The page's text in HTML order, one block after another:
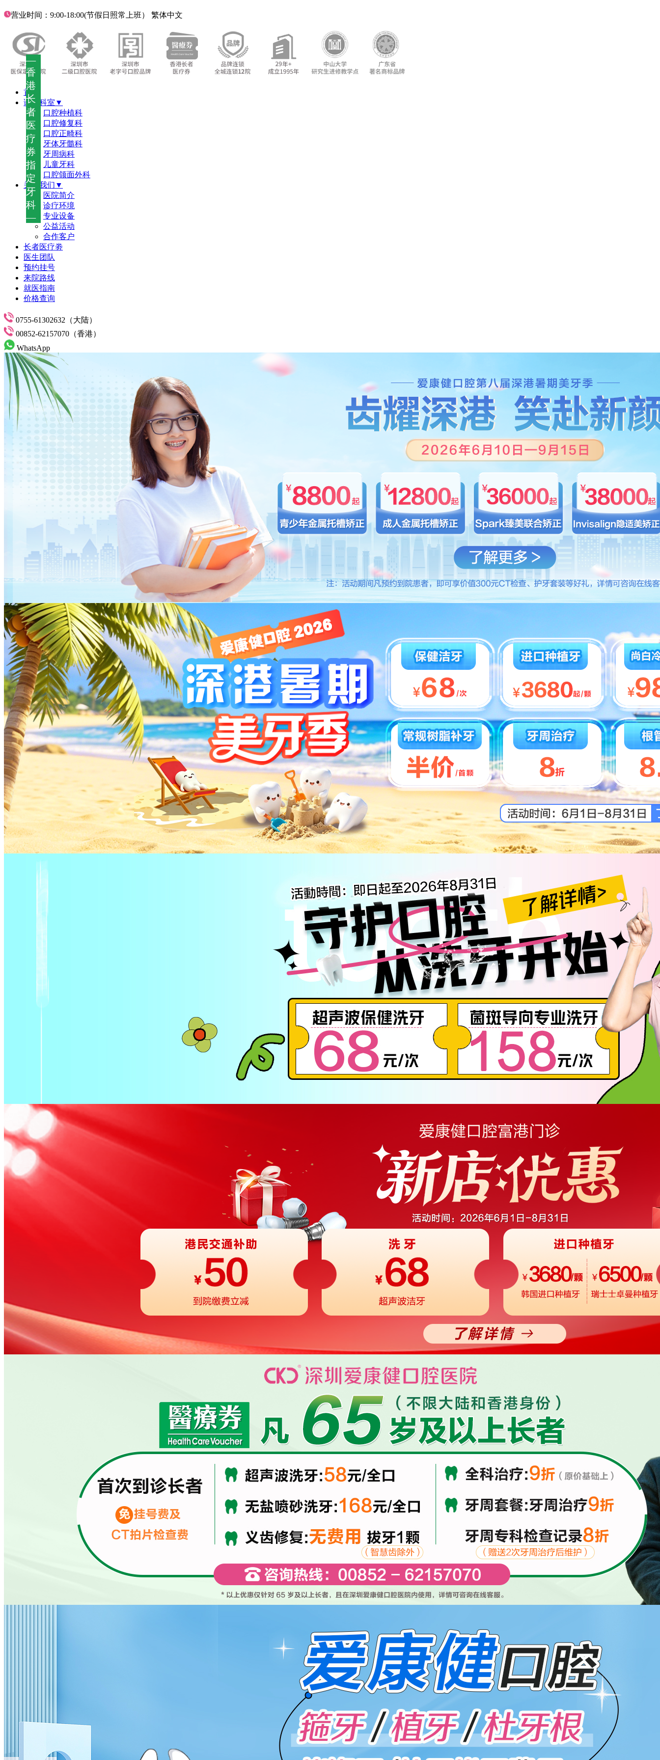
—
香
港
长
者
医
疗
券
指
定
牙
科
—
营业时间：9:00-18:00(节假日照常上班） 繁体中文
首页
诊疗科室▼
口腔种植科
口腔修复科
口腔正畸科
牙体牙髓科
牙周病科
儿童牙科
口腔颌面外科
关于我们▼
医院简介
诊疗环境
专业设备
公益活动
合作客户
长者医疗劵
医生团队
预约挂号
来院路线
就医指南
价格查询
0755-61302632（大陆）
00852-62157070（香港）
WhatsApp